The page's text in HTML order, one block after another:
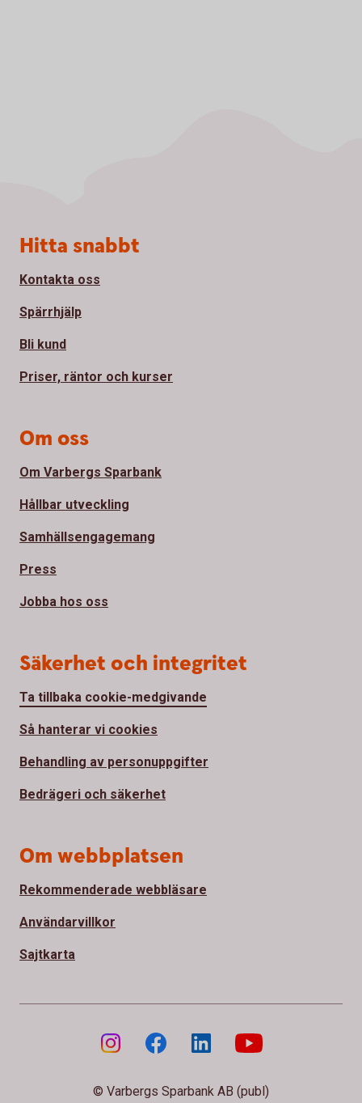
Sidfot
Hitta snabbt
Kontakta oss
Spärrhjälp
Bli kund
Priser, räntor och kurser
Om oss
Om Varbergs Sparbank
Hållbar utveckling
Samhällsengagemang
Press
Jobba hos oss
Säkerhet och integritet
Ta tillbaka cookie-medgivande
Så hanterar vi cookies
Behandling av personuppgifter
Bedrägeri och säkerhet
Om webbplatsen
Rekommenderade webbläsare
Användarvillkor
Sajtkarta
© Varbergs Sparbank AB (publ)